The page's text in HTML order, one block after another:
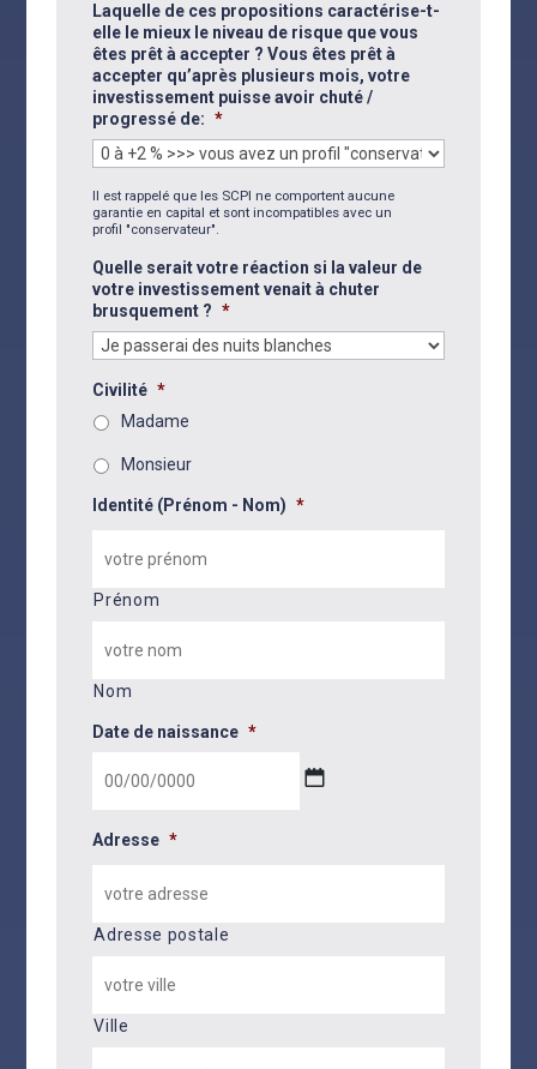
Laquelle de ces propositions caractérise-t-
elle le mieux le niveau de risque que vous
êtes prêt à accepter ? Vous êtes prêt à
accepter qu’après plusieurs mois, votre
investissement puisse avoir chuté /
progressé de: *
Il est rappelé que les SCPI ne comportent aucune
garantie en capital et sont incompatibles avec un
profil "conservateur".
Quelle serait votre réaction si la valeur de
votre investissement venait à chuter
brusquement ? *
Civilité *
Madame
Monsieur
Identité (Prénom - Nom) *
Prénom
Nom
Date de naissance *
slash
AAAA
Adresse *
Adresse postale
Ville